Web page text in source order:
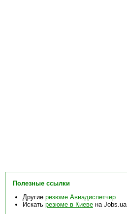
Полезные ссылки
Другие резюме Авиадиспетчер
Искать резюме в Киеве на Jobs.ua